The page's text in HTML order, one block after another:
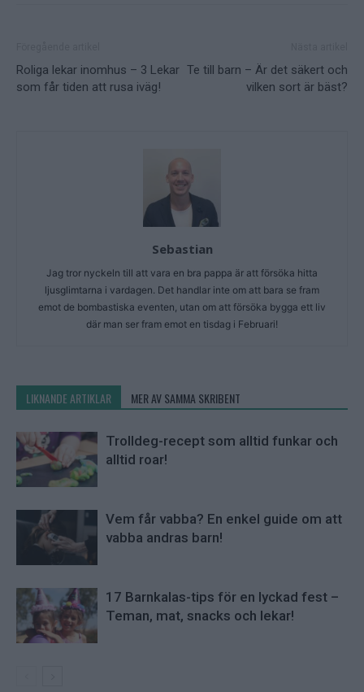
Roliga lekar inomhus – 3 Lekar
som får tiden att rusa iväg!
Te till barn – Är det säkert och
vilken sort är bäst?
Sebastian
Jag tror nyckeln till att vara en bra pappa är att försöka hitta
ljusglimtarna i vardagen. Det handlar inte om att bara se fram
emot de bombastiska eventen, utan om att försöka bygga ett liv
där man ser fram emot en tisdag i Februari!
LIKNANDE ARTIKLAR MER AV SAMMA SKRIBENT
Trolldeg-recept som alltid funkar och
alltid roar!
Vem får vabba? En enkel guide om att
vabba andras barn!
17 Barnkalas-tips för en lyckad fest –
Teman, mat, snacks och lekar!